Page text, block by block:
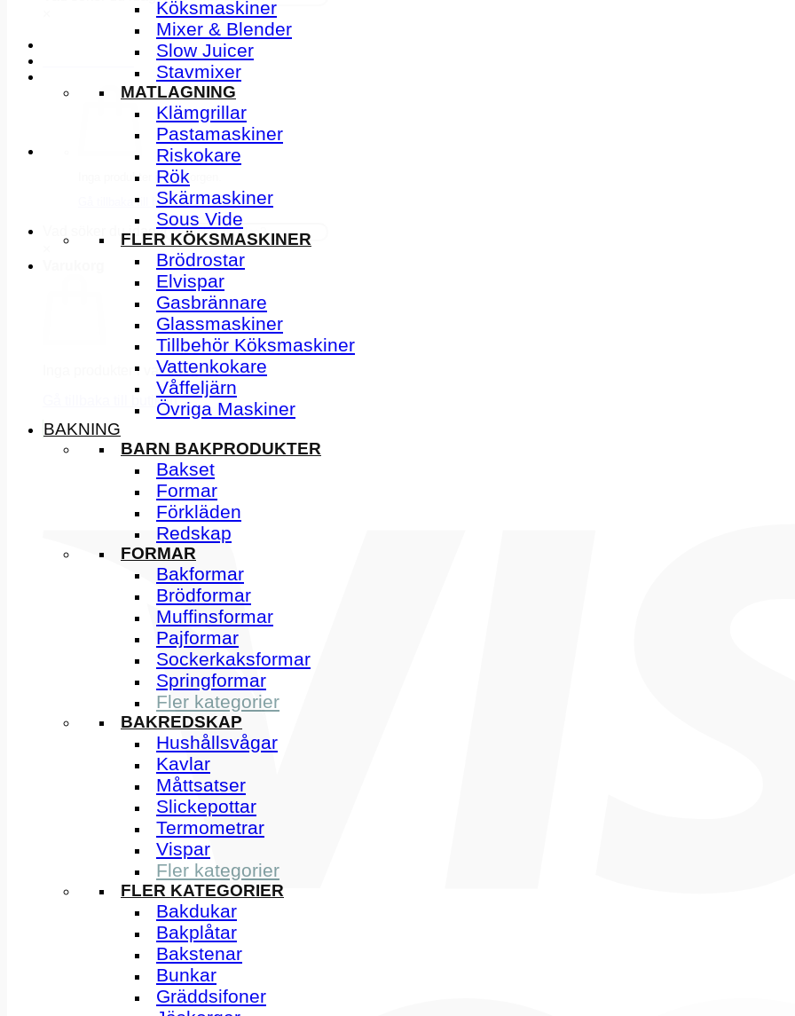
Inga produkter i varukorgen.
Gå tillbaka till butiken
Vad söker du idag?
Inga produkter i varukorgen.
Gå tillbaka till butiken
Köksmaskiner
Mixer & Blender
Slow Juicer
Stavmixer
MATLAGNING
Klämgrillar
Pastamaskiner
Riskokare
Rök
Skärmaskiner
Sous Vide
FLER KÖKSMASKINER
Brödrostar
Elvispar
Gasbrännare
Glassmaskiner
Tillbehör Köksmaskiner
Vattenkokare
Våffeljärn
Övriga Maskiner
BAKNING
BARN BAKPRODUKTER
Bakset
Formar
Förkläden
Redskap
FORMAR
Bakformar
Brödformar
Muffinsformar
Pajformar
Sockerkaksformar
Springformar
Fler kategorier
BAKREDSKAP
Hushållsvågar
Kavlar
Måttsatser
Slickepottar
Termometrar
Vispar
Fler kategorier
FLER KATEGORIER
Bakdukar
Bakplåtar
Bakstenar
Bunkar
Gräddsifoner